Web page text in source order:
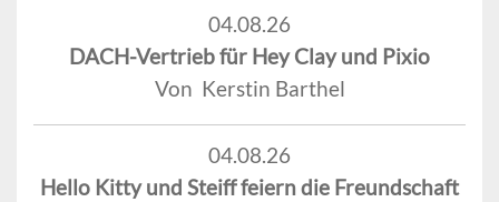
04.08.26
DACH-Vertrieb für Hey Clay und Pixio
Von Kerstin Barthel
04.08.26
Hello Kitty und Steiff feiern die Freundschaft